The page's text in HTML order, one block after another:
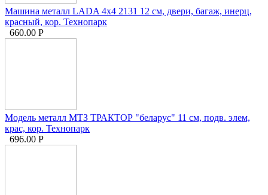
Машина металл LADA 4x4 2131 12 см, двери, багаж, инерц,
красный, кор. Технопарк
660.00 Р
Модель металл МТЗ ТРАКТОР "беларус" 11 см, подв. элем,
крас, кор. Технопарк
696.00 Р